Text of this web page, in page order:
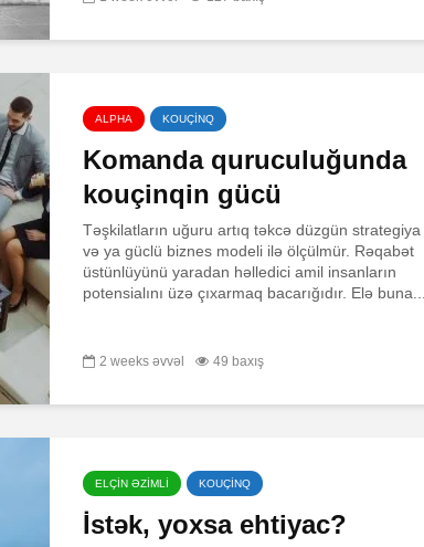
ALPHA KOUÇİNQ
Komanda quruculuğunda
kouçinqin gücü
Təşkilatların uğuru artıq təkcə düzgün strategiya
və ya güclü biznes modeli ilə ölçülmür. Rəqabət
üstünlüyünü yaradan həlledici amil insanların
potensialını üzə çıxarmaq bacarığıdır. Elə
2 weeks əvvəl 49 baxış
ELÇİN ƏZİMLİ KOUÇİNQ
İstək, yoxsa ehtiyac?